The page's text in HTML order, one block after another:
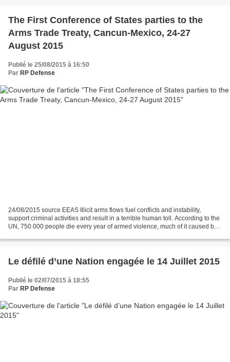
The First Conference of States parties to the
Arms Trade Treaty, Cancun-Mexico, 24-27
August 2015
Publié le 25/08/2015 à 16:50
Par RP Defense
24/08/2015 source EEAS Illicit arms flows fuel conflicts and instability,
support criminal activities and result in a terrible human toll. According to the
UN, 750 000 people die every year of armed violence, much of it caused by
Le défilé d’une Nation engagée le 14 Juillet 2015
Publié le 02/07/2015 à 18:55
Par RP Defense